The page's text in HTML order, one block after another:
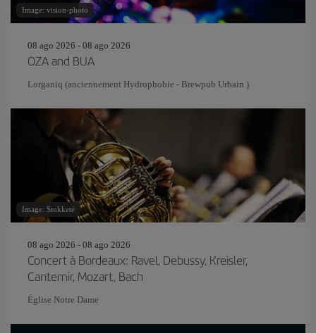
Image: vision-photo
08 ago 2026 - 08 ago 2026
OZA and BUA
Lorganiq (anciennement Hydrophobie - Brewpub Urbain )
Image: Stokkete
08 ago 2026 - 08 ago 2026
Concert à Bordeaux: Ravel, Debussy, Kreisler,
Cantemir, Mozart, Bach
Église Notre Dame